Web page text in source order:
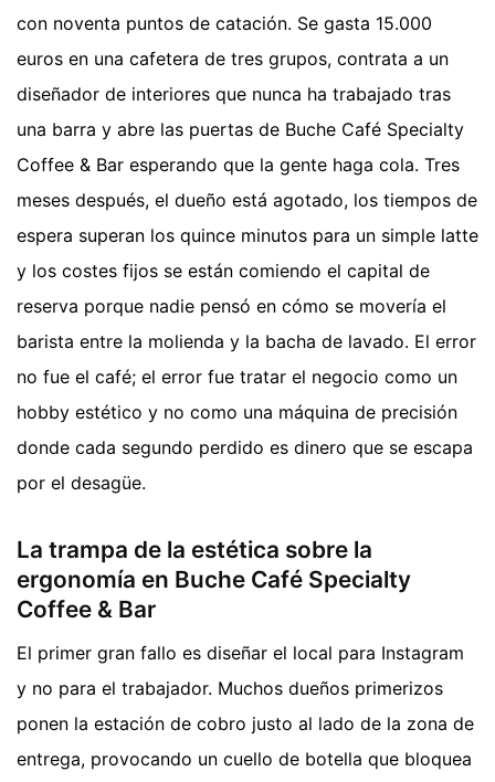
con noventa puntos de catación. Se gasta 15.000
euros en una cafetera de tres grupos, contrata a un
diseñador de interiores que nunca ha trabajado tras
una barra y abre las puertas de Buche Café Specialty
Coffee & Bar esperando que la gente haga cola. Tres
meses después, el dueño está agotado, los tiempos de
espera superan los quince minutos para un simple latte
y los costes fijos se están comiendo el capital de
reserva porque nadie pensó en cómo se movería el
barista entre la molienda y la bacha de lavado. El error
no fue el café; el error fue tratar el negocio como un
hobby estético y no como una máquina de precisión
donde cada segundo perdido es dinero que se escapa
por el desagüe.
La trampa de la estética sobre la
ergonomía en Buche Café Specialty
Coffee & Bar
El primer gran fallo es diseñar el local para Instagram
y no para el trabajador. Muchos dueños primerizos
ponen la estación de cobro justo al lado de la zona de
entrega, provocando un cuello de botella que bloquea